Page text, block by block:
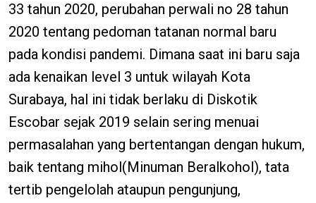
33 tahun 2020, perubahan perwali no 28 tahun
2020 tentang pedoman tatanan normal baru
pada kondisi pandemi. Dimana saat ini baru saja
ada kenaikan level 3 untuk wilayah Kota
Surabaya, hal ini tidak berlaku di Diskotik
Escobar sejak 2019 selain sering menuai
permasalahan yang bertentangan dengan hukum,
baik tentang mihol(Minuman Beralkohol), tata
tertib pengelolah ataupun pengunjung,